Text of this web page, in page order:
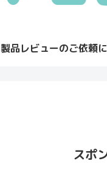
製品レビューのご依頼
スポ